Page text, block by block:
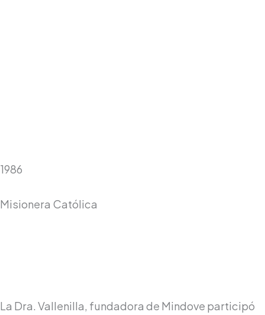
1986
Misionera Católica
La Dra. Vallenilla, fundadora de Mindove participó